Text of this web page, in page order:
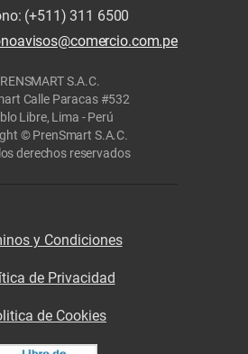
(+511) 311 6500
S.A.C.
Calle Paracas #532
Libre, Lima - Perú
© PrenSmart S.A.C.
derechos reservados
y Condiciones
de Privacidad
de Cookies